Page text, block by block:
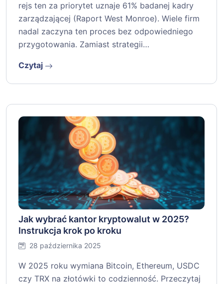
rejs ten za priorytet uznaje 61% badanej kadry
zarządzającej (Raport West Monroe). Wiele firm
nadal zaczyna ten proces bez odpowiedniego
przygotowania. Zamiast strategii…
Czytaj
Jak wybrać kantor kryptowalut w 2025?
Instrukcja krok po kroku
28 października 2025
W 2025 roku wymiana Bitcoin, Ethereum, USDC
czy TRX na złotówki to codzienność. Przeczytaj